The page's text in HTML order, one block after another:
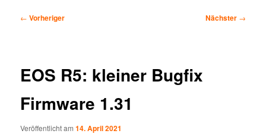
Beitragsnavigation
← Vorheriger Nächster →
EOS R5: kleiner Bugfix
Firmware 1.31
Veröffentlicht am14. April 2021